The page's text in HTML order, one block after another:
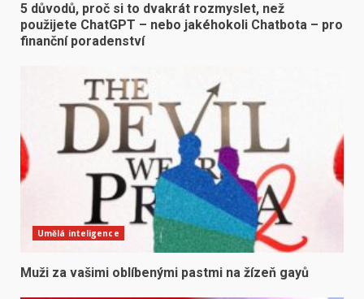
5 důvodů, proč si to dvakrát rozmyslet, než
použijete ChatGPT – nebo jakéhokoli Chatbota – pro
finanční poradenství
Umělá inteligence
Muži za vašimi oblíbenými pastmi na žízeň gayů